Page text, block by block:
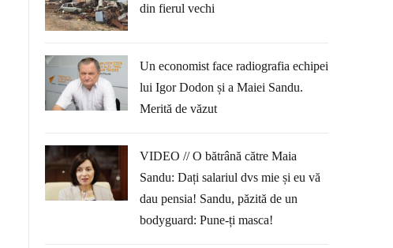
din fierul vechi
Un economist face radiografia echipei
lui Igor Dodon și a Maiei Sandu.
Merită de văzut
VIDEO // O bătrână către Maia
Sandu: Dați salariul dvs mie și eu vă
dau pensia! Sandu, păzită de un
bodyguard: Pune-ți masca!